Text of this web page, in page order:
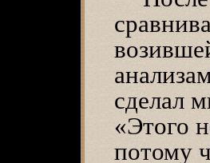
сделал
«Этого
потому